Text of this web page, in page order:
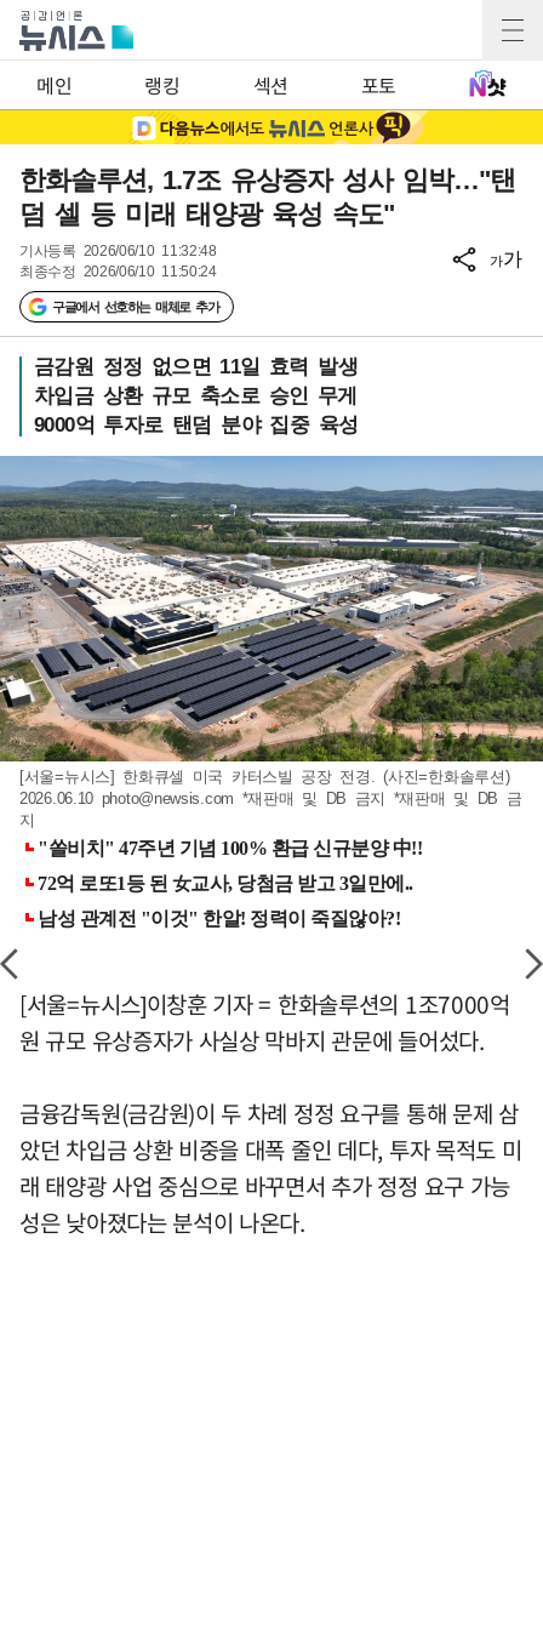
메인 랭킹 섹션 포토
한화솔루션, 1.7조 유상증자 성사 임박…"탠
덤 셀 등 미래 태양광 육성 속도"
기사등록 2026/06/10 11:32:48
최종수정 2026/06/10 11:50:24
구글에서 선호하는 매체로 추가
가가
금감원 정정 없으면 11일 효력 발생
차입금 상환 규모 축소로 승인 무게
9000억 투자로 탠덤 분야 집중 육성
[서울=뉴시스] 한화큐셀 미국 카터스빌 공장 전경. (사진=한화솔루션)
2026.06.10 photo@newsis.com *재판매 및 DB 금지 *재판매 및 DB 금
지
[서울=뉴시스]이창훈 기자 = 한화솔루션의 1조7000억
원 규모 유상증자가 사실상 막바지 관문에 들어섰다.
금융감독원(금감원)이 두 차례 정정 요구를 통해 문제 삼
았던 차입금 상환 비중을 대폭 줄인 데다, 투자 목적도 미
래 태양광 사업 중심으로 바꾸면서 추가 정정 요구 가능
성은 낮아졌다는 분석이 나온다.